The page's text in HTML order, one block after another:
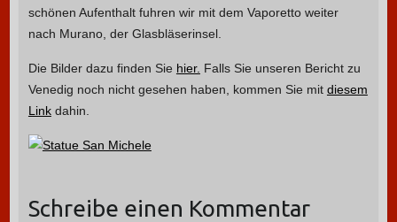
schönen Aufenthalt fuhren wir mit dem Vaporetto weiter
nach Murano, der Glasbläserinsel.
Die Bilder dazu finden Sie hier. Falls Sie unseren Bericht zu
Venedig noch nicht gesehen haben, kommen Sie mit diesem
Linkdahin.
Schreibe einen Kommentar